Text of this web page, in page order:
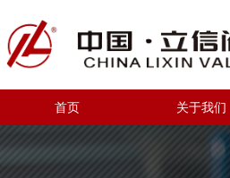
首页 关于我们